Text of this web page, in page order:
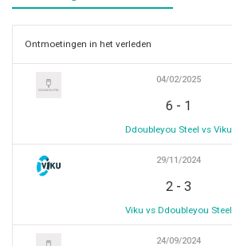
Ontmoetingen in het verleden
04/02/2025
6 - 1
Ddoubleyou Steel vs Viku
29/11/2024
2 - 3
Viku vs Ddoubleyou Steel
24/09/2024